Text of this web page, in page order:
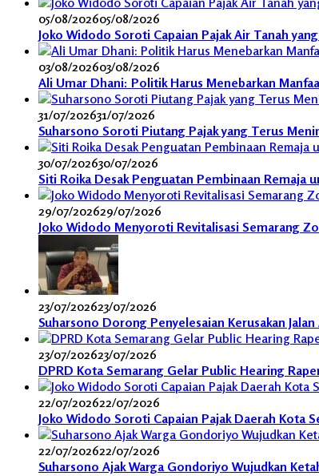
05/08/202605/08/2026
Joko Widodo Soroti Capaian Pajak Air Tanah
03/08/202603/08/2026
Ali Umar Dhani: Politik Harus Menebarkan
31/07/202631/07/2026
Suharsono Soroti Piutang Pajak yang Terus
30/07/202630/07/2026
Siti Roika Desak Penguatan Pembinaan Remaja
29/07/202629/07/2026
Joko Widodo Menyoroti Revitalisasi Semarang
23/07/202623/07/2026
Suharsono Dorong Penyelesaian Kerusakan
23/07/202623/07/2026
DPRD Kota Semarang Gelar Public Hearing
22/07/202622/07/2026
Joko Widodo Soroti Capaian Pajak Daerah Kota
22/07/202622/07/2026
Suharsono Ajak Warga Gondoriyo Wujudkan